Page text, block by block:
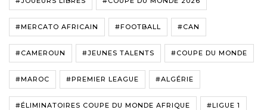
#MERCATO AFRICAIN #FOOTBALL #CAN
#CAMEROUN #JEUNES TALENTS #COUPE DU MONDE
#MAROC #PREMIER LEAGUE #ALGÉRIE
#ÉLIMINATOIRES COUPE DU MONDE AFRIQUE #LIGUE 1